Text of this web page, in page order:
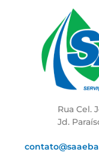
Rua Cel.
Jd.